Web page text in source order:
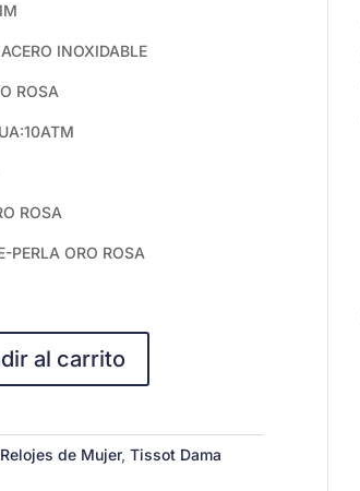
INOXIDABLE
ROSA
ROSA
PERLA ORO ROSA
al carrito
Relojes de Mujer,Tissot Dama